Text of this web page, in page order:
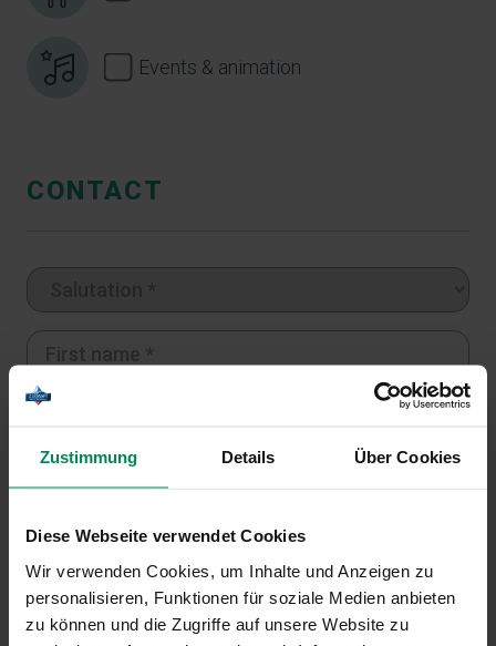
Zustimmung Details Über Cookies
Diese Webseite verwendet Cookies
Wir verwenden Cookies, um Inhalte und Anzeigen zu
personalisieren, Funktionen für soziale Medien anbieten
zu können und die Zugriffe auf unsere Website zu
Events & animation
CONTACT